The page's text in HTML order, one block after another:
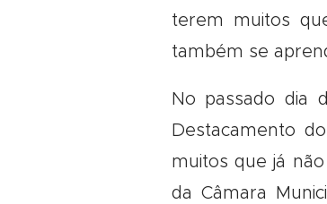
terem muitos
também se
No passado dia
Destacamento
muitos que já
da Câmara